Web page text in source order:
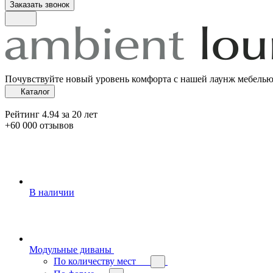
Заказать звонок
Почувствуйте новый уровень комфорта с нашей лаунж мебелью
Каталог
Рейтинг 4.94 за 20 лет
+60 000 отзывов
В наличии
Модульные диваны
По количеству мест